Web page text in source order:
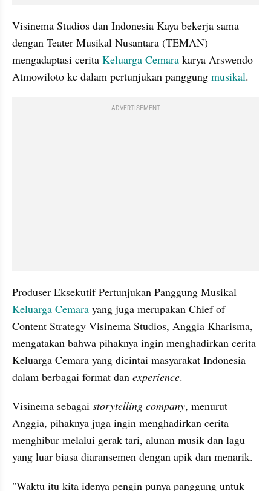
Visinema Studios dan Indonesia Kaya bekerja sama
dengan Teater Musikal Nusantara (TEMAN)
mengadaptasi cerita Keluarga Cemara karya Arswendo
Atmowiloto ke dalam pertunjukan panggung musikal.
ADVERTISEMENT
Keluarga Cemara yang juga merupakan Chief of
Content Strategy Visinema Studios, Anggia Kharisma,
mengatakan bahwa pihaknya ingin menghadirkan cerita
Keluarga Cemara yang dicintai masyarakat Indonesia
dalam berbagai format dan experience.
Visinema sebagai storytelling company, menurut
Anggia, pihaknya juga ingin menghadirkan cerita
menghibur melalui gerak tari, alunan musik dan lagu
yang luar biasa diaransemen dengan apik dan menarik.
"Waktu itu kita idenya pengin punya panggung untuk